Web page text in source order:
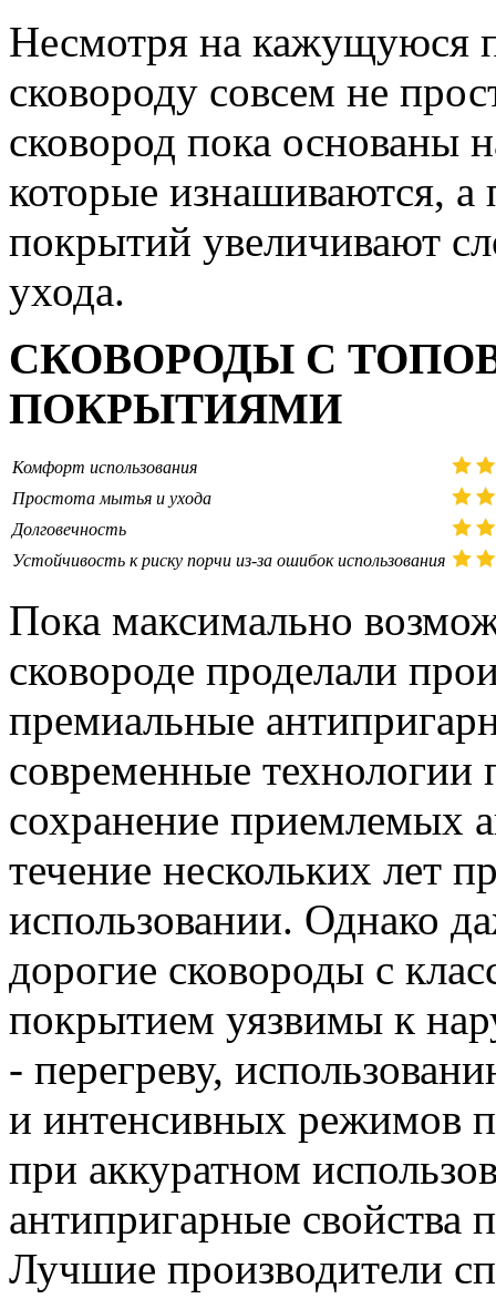
Несмотря на кажущуюся
сковороду совсем не
сковород пока основаны
которые изнашиваются, а
покрытий увеличивают
ухода.
СКОВОРОДЫ С
ПОКРЫТИЯМИ
Комфорт использования
Простота мытья и ухода
Долговечность
Устойчивость к риску порчи из-за ошибок использования
Пока максимально
сковороде проделали
премиальные
современные технологии
сохранение приемлемых
течение нескольких лет
использовании. Однако
дорогие сковороды с
покрытием уязвимы к
- перегреву,
и интенсивных режимов
при аккуратном
антипригарные свойства
Лучшие производители